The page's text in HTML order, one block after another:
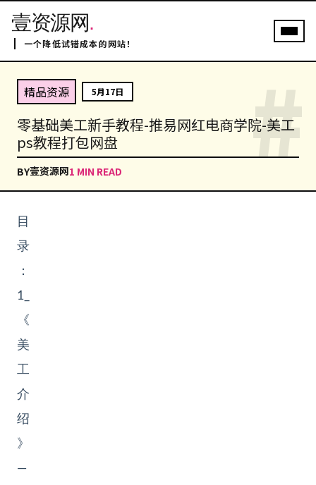
壹资源网.
一个降低试错成本的网站！
#
精品资源 5月17日
零基础美工新手教程-推易网红电商学院-美工
ps教程打包网盘
BY壹资源网1 MIN READ
目
录
：
1_
《
美
工
介
绍
》
—